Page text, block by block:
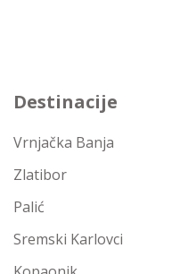
Destinacije
Vrnjačka Banja
Zlatibor
Palić
Sremski Karlovci